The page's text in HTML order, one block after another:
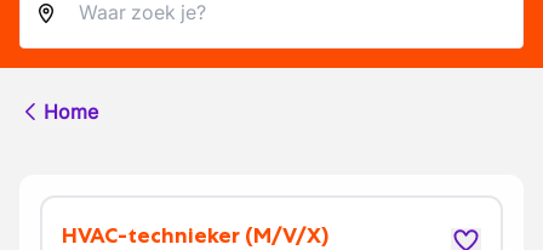
Home
HVAC-technieker (M/V/X)